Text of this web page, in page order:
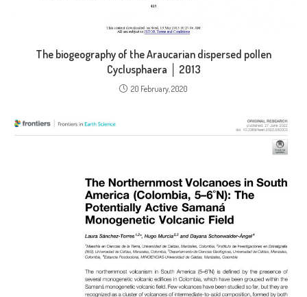
The biogeography of the Araucarian dispersed pollen
Cyclusphaera │ 2013
20 February, 2020